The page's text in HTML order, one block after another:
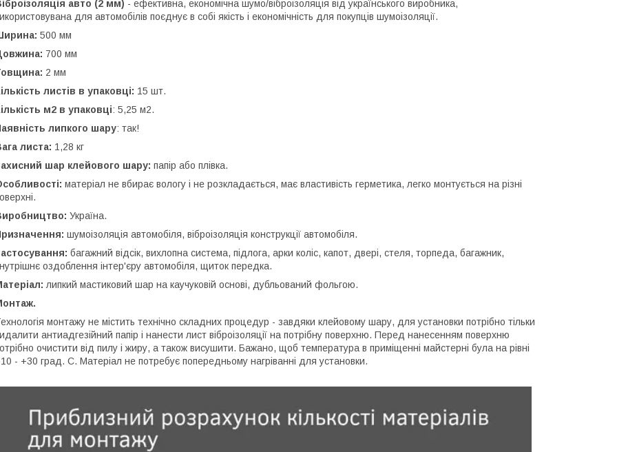
авто (2 мм) - ефективна, економічна шумо/віброізоляція від українського виробника,
для автомобілів поєднує в собі якість і економічність для покупців шумоізоляції.
500 мм
700 мм
2 мм
листів в упаковці: 15 шт.
м2 в упаковці: 5,25 м2.
липкого шару: так!
листа: 1,28 кг
шар клейового шару: папір або плівка.
матеріал не вбирає вологу і не розкладається, має властивість герметика, легко монтується на різні
Україна.
шумоізоляція автомобіля, віброізоляція конструкції автомобіля.
багажний відсік, вихлопна система, підлога, арки коліс, капот, двері, стеля, торпеда, багажник,
оздоблення інтер'єру автомобіля, щиток передка.
липкий мастиковий шар на каучуковій основі, дубльований фольгою.
монтажу не містить технічно складних процедур - завдяки клейовому шару, для установки потрібно тільки
антиадгезійний папір і нанести лист віброізоляції на потрібну поверхню. Перед нанесенням поверхню
очистити від пилу і жиру, а також висушити. Бажано, щоб температура в приміщенні майстерні була на рівні
- +30 град. С. Матеріал не потребує попередньому нагріванні для установки.